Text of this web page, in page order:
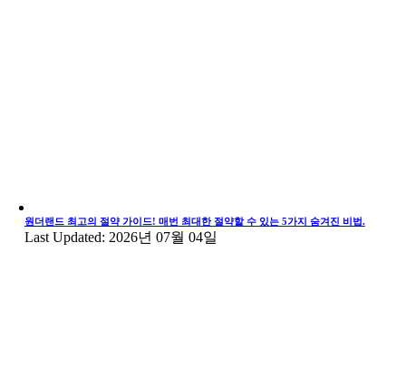
원더랜드 최고의 절약 가이드! 매번 최대한 절약할 수 있는 5가지 숨겨진 비법.
Last Updated: 2026년 07월 04일